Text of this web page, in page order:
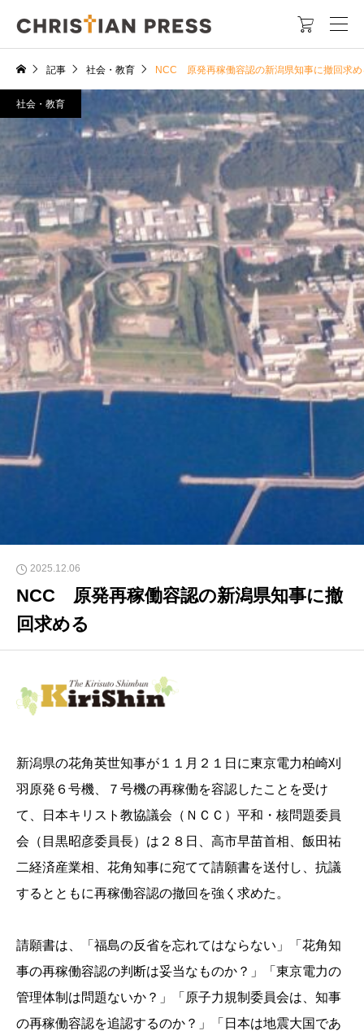

記事 社会・教育 NCC 原発再稼働容認の新潟県知事に撤回求め
社会・教育
2025.12.06
NCC 原発再稼働容認の新潟県知事に撤
回求める
新潟県の花角英世知事が１１月２１日に東京電力柏崎刈
羽原発６号機、７号機の再稼働を容認したことを受け
て、日本キリスト教協議会（ＮＣＣ）平和・核問題委員
会（目黒昭彦委員長）は２８日、高市早苗首相、飯田祐
二経済産業相、花角知事に宛てて請願書を送付し、抗議
するとともに再稼働容認の撤回を強く求めた。
請願書は、「福島の反省を忘れてはならない」「花角知
事の再稼働容認の判断は妥当なものか？」「東京電力の
管理体制は問題ないか？」「原子力規制委員会は、知事
の再稼働容認を追認するのか？」「日本は地震大国であ